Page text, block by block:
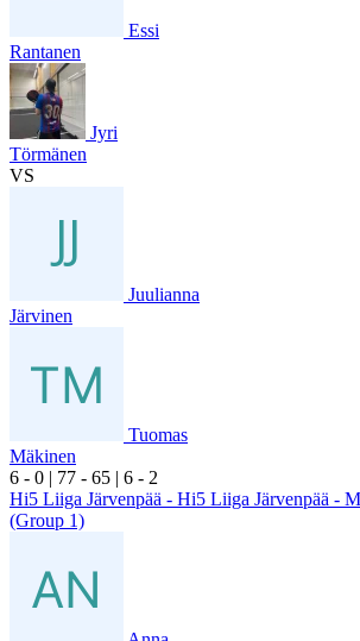
Essi
Rantanen
Jyri
Törmänen
VS
Juulianna
Järvinen
Tuomas
Mäkinen
6 - 0 | 77 - 65 | 6 - 2
Hi5 Liiga Järvenpää - Hi5 Liiga Järvenpää -
(Group 1)